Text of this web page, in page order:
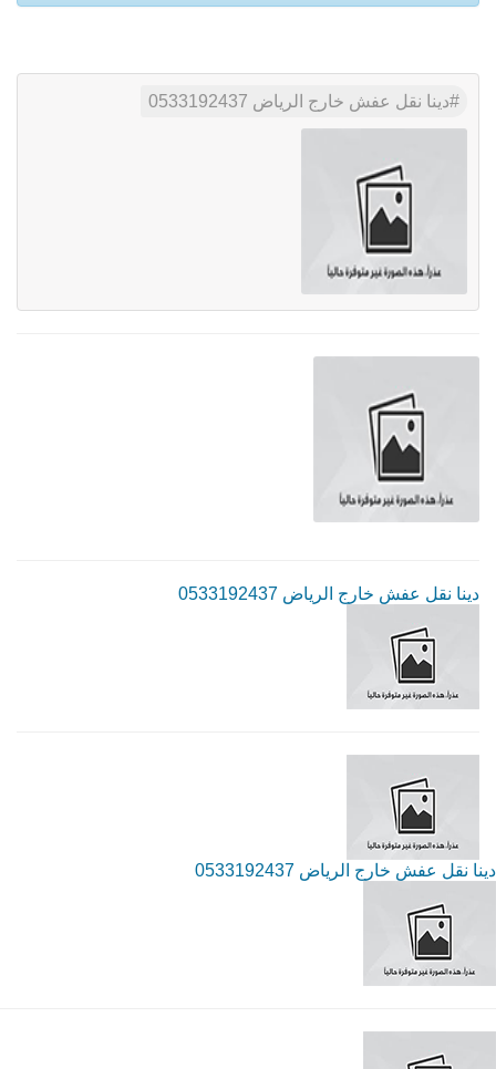
دينا نقل عفش خارج الرياض 0533192437
دينا نقل عفش خارج الرياض 0533192437
دينا نقل عفش خارج الرياض 0533192437